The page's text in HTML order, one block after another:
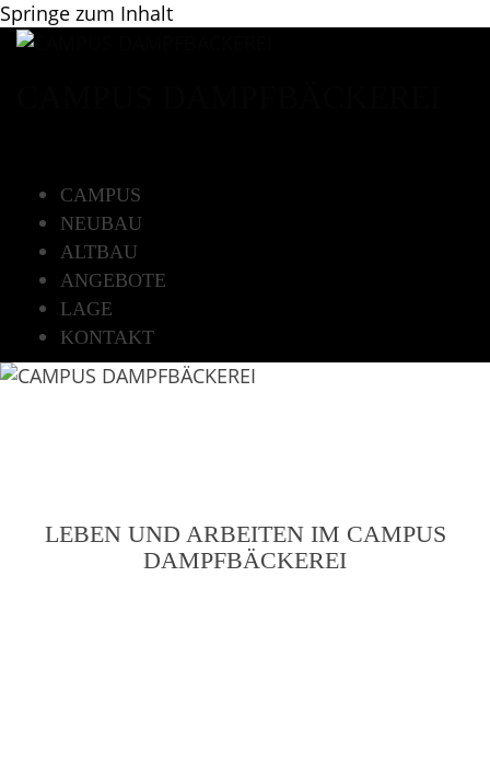
Springe zum Inhalt
CAMPUS
NEUBAU
ALTBAU
ANGEBOTE
LAGE
KONTAKT
LEBEN UND ARBEITEN IM CAMPUS
DAMPFBÄCKEREI